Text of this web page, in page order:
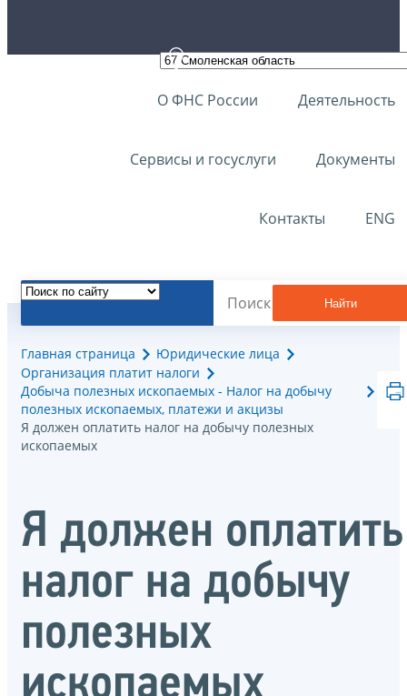
О ФНС России Деятельность
Сервисы и госуслуги Документы
Контакты ENG
Найти
Главная страница
Юридические лица
Организация платит налоги
Добыча полезных ископаемых - Налог на добычу
полезных ископаемых, платежи и акцизы
Я должен оплатить налог на добычу полезных
ископаемых
Я должен оплатить
налог на добычу
полезных
ископаемых